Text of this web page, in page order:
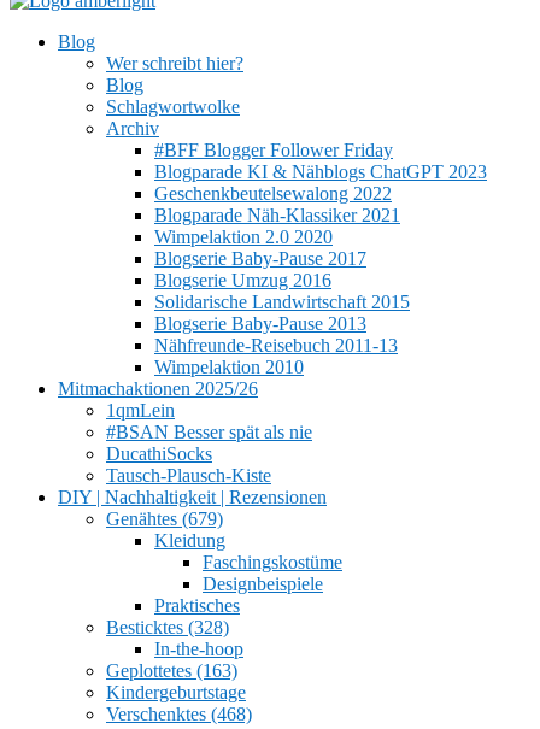
Blog
Wer schreibt hier?
Blog
Schlagwortwolke
Archiv
#BFF Blogger Follower Friday
Blogparade KI & Nähblogs ChatGPT 2023
Geschenkbeutelsewalong 2022
Blogparade Näh-Klassiker 2021
Wimpelaktion 2.0 2020
Blogserie Baby-Pause 2017
Blogserie Umzug 2016
Solidarische Landwirtschaft 2015
Blogserie Baby-Pause 2013
Nähfreunde-Reisebuch 2011-13
Wimpelaktion 2010
Mitmachaktionen 2025/26
1qmLein
#BSAN Besser spät als nie
DucathiSocks
Tausch-Plausch-Kiste
DIY | Nachhaltigkeit | Rezensionen
Genähtes (679)
Kleidung
Faschingskostüme
Designbeispiele
Praktisches
Besticktes (328)
In-the-hoop
Geplottetes (163)
Kindergeburtstage
Verschenktes (468)